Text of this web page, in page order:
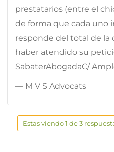
prestatarios (entre el
de forma que cada uno
responde del total de la
haber atendido su
SabaterAbogadaC/
— M V S Advocats
Estas viendo 1 de 3